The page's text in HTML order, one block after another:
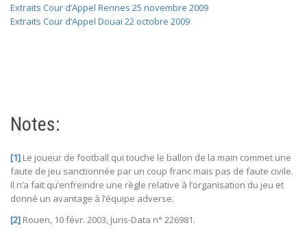
Extraits Cour d’Appel Rennes 25 novembre 2009
Extraits Cour d’Appel Douai 22 octobre 2009
Notes:
[1] Le joueur de football qui touche le ballon de la main commet une
faute de jeu sanctionnée par un coup franc mais pas de faute civile.
Il n’a fait qu’enfreindre une règle relative à l’organisation du jeu et
donné un avantage à l’équipe adverse.
[2] Rouen, 10 févr. 2003, Juris-Data n° 226981.